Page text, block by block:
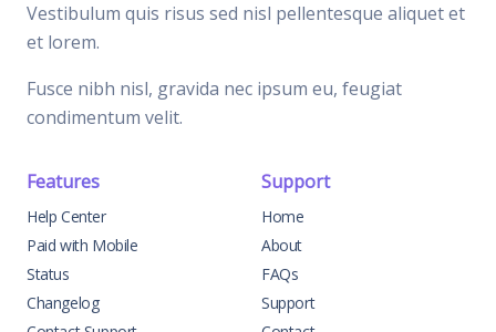
Vestibulum quis risus sed nisl pellentesque aliquet et
et lorem.
Fusce nibh nisl, gravida nec ipsum eu, feugiat
condimentum velit.
Features
Help Center
Paid with Mobile
Status
Changelog
Support
Home
About
FAQs
Support